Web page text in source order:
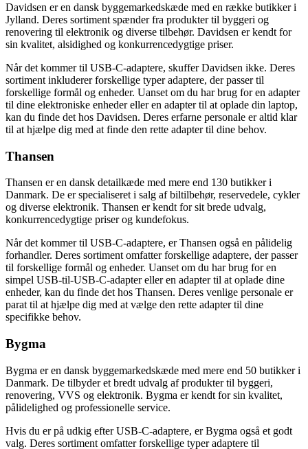
Davidsen er en dansk byggemarkedskæde med en række butikker i
Jylland. Deres sortiment spænder fra produkter til byggeri og
renovering til elektronik og diverse tilbehør. Davidsen er kendt for
sin kvalitet, alsidighed og konkurrencedygtige priser.
Når det kommer til USB-C-adaptere, skuffer Davidsen ikke. Deres
sortiment inkluderer forskellige typer adaptere, der passer til
forskellige formål og enheder. Uanset om du har brug for en adapter
til dine elektroniske enheder eller en adapter til at oplade din laptop,
kan du finde det hos Davidsen. Deres erfarne personale er altid klar
til at hjælpe dig med at finde den rette adapter til dine behov.
Thansen
Thansen er en dansk detailkæde med mere end 130 butikker i
Danmark. De er specialiseret i salg af biltilbehør, reservedele, cykler
og diverse elektronik. Thansen er kendt for sit brede udvalg,
konkurrencedygtige priser og kundefokus.
Når det kommer til USB-C-adaptere, er Thansen også en pålidelig
forhandler. Deres sortiment omfatter forskellige adaptere, der passer
til forskellige formål og enheder. Uanset om du har brug for en
simpel USB-til-USB-C-adapter eller en adapter til at oplade dine
enheder, kan du finde det hos Thansen. Deres venlige personale er
parat til at hjælpe dig med at vælge den rette adapter til dine
specifikke behov.
Bygma
Bygma er en dansk byggemarkedskæde med mere end 50 butikker i
Danmark. De tilbyder et bredt udvalg af produkter til byggeri,
renovering, VVS og elektronik. Bygma er kendt for sin kvalitet,
pålidelighed og professionelle service.
Hvis du er på udkig efter USB-C-adaptere, er Bygma også et godt
valg. Deres sortiment omfatter forskellige typer adaptere til